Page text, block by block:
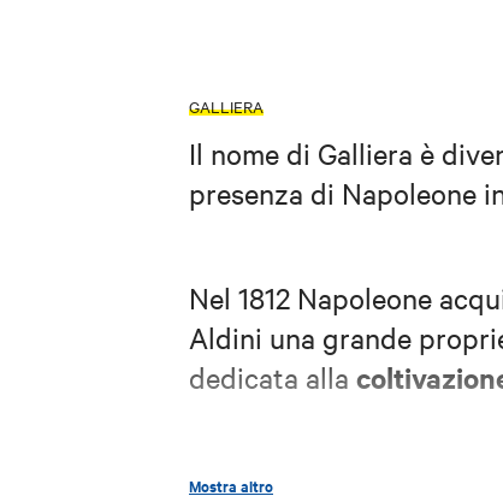
GALLIERA
Il nome di Galliera è
presenza di Napoleone
Nel 1812 Napoleone
Aldini una grande
dedicata alla
Nel 1813 l'imperatore
Mostra altro